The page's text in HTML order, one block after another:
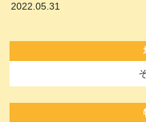
2022.05.31